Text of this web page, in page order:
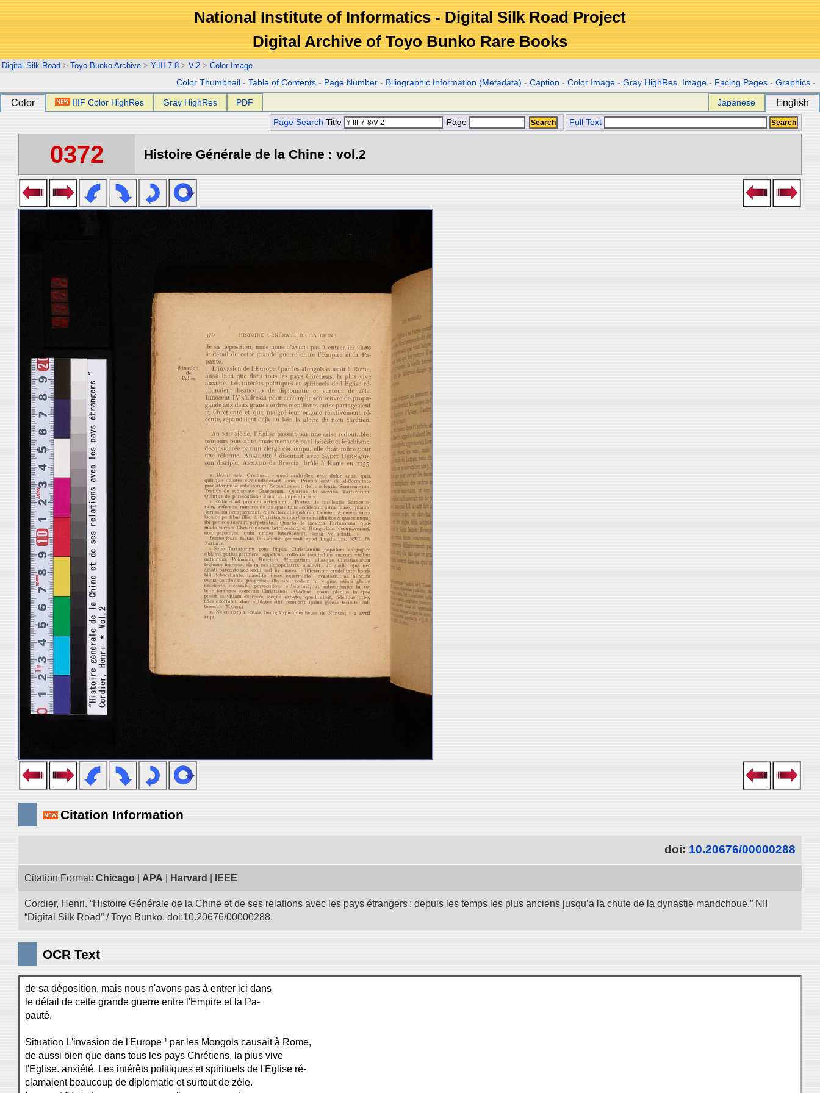
National Institute of Informatics - Digital Silk Road Project
Digital Archive of Toyo Bunko Rare Books
Digital Silk Road > Toyo Bunko Archive > Y-III-7-8 > V-2 > Color Image
Color Thumbnail -Table of Contents - Page Number - Biliographic Information (Metadata) -Caption -Color Image -Gray HighRes. Image - Facing Pages -Graphics -
Color IIIF Color HighRes Gray HighRes PDF Japanese English
Page Search Title Page Full Text
0372 Histoire Générale de la Chine : vol.2
Citation Information
doi: 10.20676/00000288
Citation Format: Chicago APA Harvard IEEE
Cordier, Henri. “Histoire Générale de la Chine et de ses relations avec les pays étrangers : depuis les temps les plus anciens jusqu’a la chute de la dynastie mandchoue.” NII
“Digital Silk Road” / Toyo Bunko. doi:10.20676/00000288.
OCR Text
de sa déposition, mais nous n'avons pas à entrer ici dans
le détail de cette grande guerre entre l'Empire et la Pa-
pauté.
Situation L'invasion de l'Europe ¹ par les Mongols causait à Rome,
de aussi bien que dans tous les pays Chrétiens, la plus vive
l'Eglise. anxiété. Les intérêts politiques et spirituels de l'Eglise ré-
clamaient beaucoup de diplomatie et surtout de zèle.